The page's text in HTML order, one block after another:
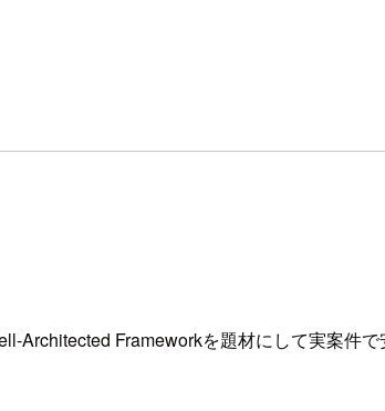
Architected Frameworkを題材にして実案件